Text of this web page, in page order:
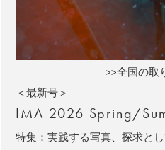
>>全国の取
＜最新号＞
IMA 2026 Spring/
特集：実践する写真、探求と